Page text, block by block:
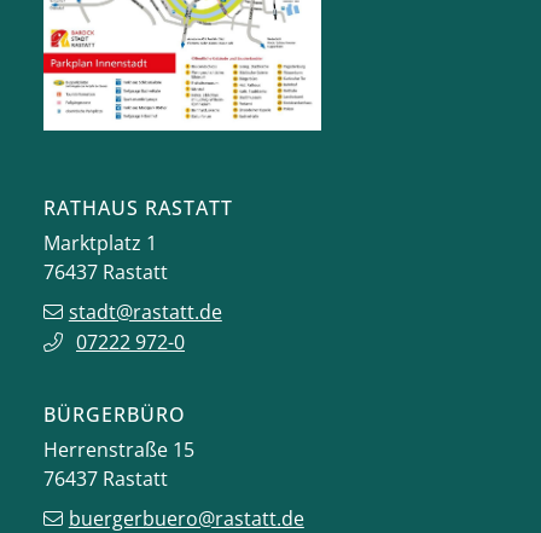
RATHAUS RASTATT
Marktplatz 1
76437 Rastatt
stadt@rastatt.de
07222 972-0
BÜRGERBÜRO
Herrenstraße 15
76437 Rastatt
buergerbuero@rastatt.de